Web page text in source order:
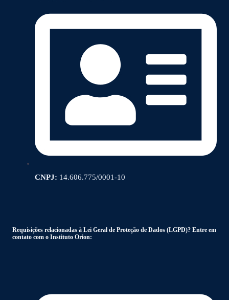
CNPJ: 14.606.775/0001-10
Requisições relacionadas à Lei Geral de Proteção de Dados (LGPD)? Entre em
contato com o Instituto Orion: